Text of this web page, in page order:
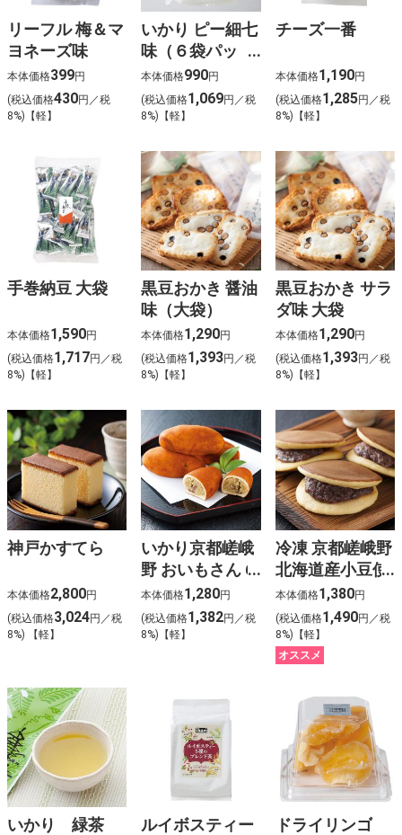
リーフル 梅＆マ
ヨネーズ味
本体価格399円
(税込価格430円／税
8%)【軽】
いかり ピー細七
味（６袋パッ
ク）
本体価格990円
(税込価格1,069円／税
8%)【軽】
チーズ一番
本体価格1,190円
(税込価格1,285円／税
8%)【軽】
手巻納豆 大袋
本体価格1,590円
(税込価格1,717円／税
8%)【軽】
黒豆おかき 醤油
味（大袋）
本体価格1,290円
(税込価格1,393円／税
8%)【軽】
黒豆おかき サラ
ダ味 大袋
本体価格1,290円
(税込価格1,393円／税
8%)【軽】
神戸かすてら
本体価格2,800円
(税込価格3,024円／税
8%) 【軽】
いかり京都嵯峨
野 おいもさん 6
個（箱入）
本体価格1,280円
(税込価格1,382円／税
8%)【軽】
冷凍 京都嵯峨野
北海道産小豆使
用どら焼 ６個入
本体価格1,380円
(税込価格1,490円／税
8%)【軽】
オススメ
いかり 緑茶
ルイボスティー
ドライリンゴ